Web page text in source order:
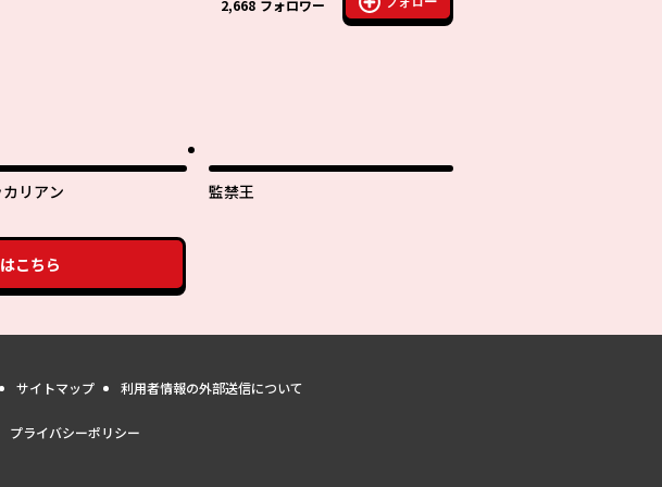
2,668 フォロワー
リアン 監禁王
こちら
サイトマップ 利用者情報の外部送信について
プライバシーポリシー